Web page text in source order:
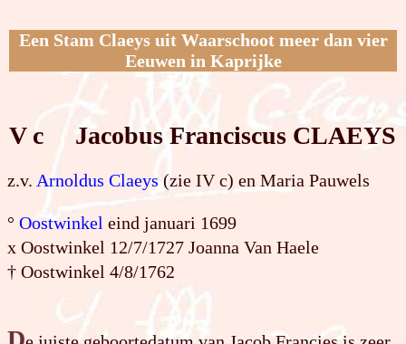
Een Stam Claeys uit Waarschoot meer dan vier
Eeuwen in Kaprijke
V c Jacobus Franciscus CLAEYS
z.v. Arnoldus Claeys (zie IV c) en Maria Pauwels
° Oostwinkel eind januari 1699
x Oostwinkel 12/7/1727 Joanna Van Haele
† Oostwinkel 4/8/1762